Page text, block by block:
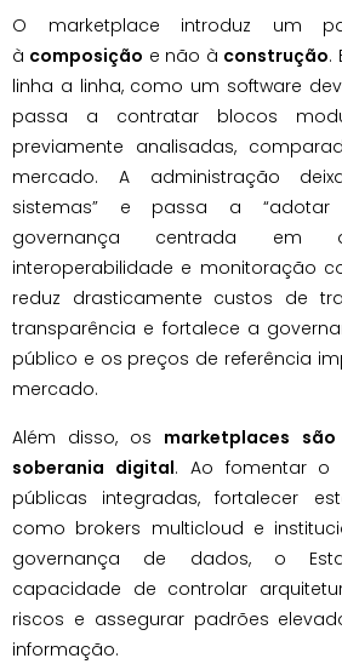
O marketplace introduz um
à composição e não à construção.
linha a linha, como um software
passa a contratar blocos
previamente analisadas,
mercado. A administração
sistemas” e passa a “adotar
governança centrada em
interoperabilidade e monitoração
reduz drasticamente custos de
transparência e fortalece a
público e os preços de referência
mercado.
Além disso, os marketplaces
soberania digital. Ao fomentar o
públicas integradas, fortalecer
como brokers multicloud e
governança de dados, o
capacidade de controlar
riscos e assegurar padrões
informação.